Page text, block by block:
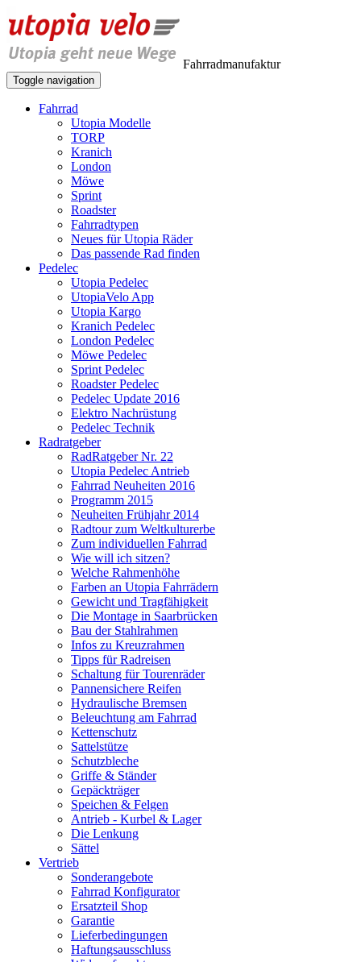
Fahrradmanufaktur
Toggle navigation
Fahrrad
Utopia Modelle
TORP
Kranich
London
Möwe
Sprint
Roadster
Fahrradtypen
Neues für Utopia Räder
Das passende Rad finden
Pedelec
Utopia Pedelec
UtopiaVelo App
Utopia Kargo
Kranich Pedelec
London Pedelec
Möwe Pedelec
Sprint Pedelec
Roadster Pedelec
Pedelec Update 2016
Elektro Nachrüstung
Pedelec Technik
Radratgeber
RadRatgeber Nr. 22
Utopia Pedelec Antrieb
Fahrrad Neuheiten 2016
Programm 2015
Neuheiten Frühjahr 2014
Radtour zum Weltkulturerbe
Zum individuellen Fahrrad
Wie will ich sitzen?
Welche Rahmenhöhe
Farben an Utopia Fahrrädern
Gewicht und Tragfähigkeit
Die Montage in Saarbrücken
Bau der Stahlrahmen
Infos zu Kreuzrahmen
Tipps für Radreisen
Schaltung für Tourenräder
Pannensichere Reifen
Hydraulische Bremsen
Beleuchtung am Fahrrad
Kettenschutz
Sattelstütze
Schutzbleche
Griffe & Ständer
Gepäckträger
Speichen & Felgen
Antrieb - Kurbel & Lager
Die Lenkung
Sättel
Vertrieb
Sonderangebote
Fahrrad Konfigurator
Ersatzteil Shop
Garantie
Lieferbedingungen
Haftungsausschluss